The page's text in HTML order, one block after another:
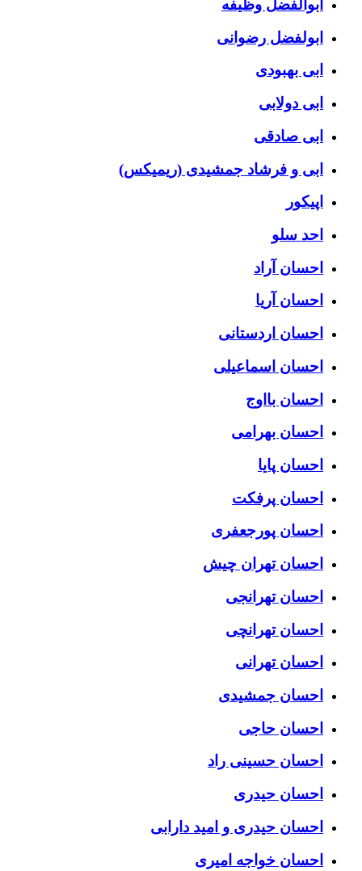
ابوالفضل وظیفه
ابولفضل رضوانی
ابی بهبودی
ابی دولابی
ابی صادقی
ابی و فرشاد جمشیدی (ریمیکس)
اپیکور
احد سلو
احسان آراد
احسان آریا
احسان اردستانی
احسان اسماعیلی
احسان بااوج
احسان بهرامی
احسان پایا
احسان پرفکت
احسان پورجعفری
احسان تهران چیش
احسان تهرانجی
احسان تهرانچی
احسان تهرانی
احسان جمشیدی
احسان حاجی
احسان حسینی راد
احسان حیدری
احسان حیدری و امید دارابی
احسان خواجه امیری